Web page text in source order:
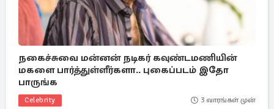
நகைச்சுவை மன்னன் நடிகர் கவுண்டமணியின்
மகளை பார்த்துள்ளீர்களா.. புகைப்படம் இதோ
பாருங்க
Celebrity 3 வாரங்கள் முன்